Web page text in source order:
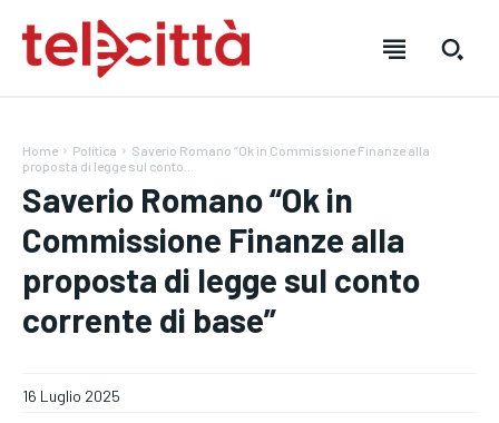
HOME
DIRETTA TELECITTÀ
DIRETTA TELECITTÀ
DIRETTA TELECITTÀ
Home Politica
Saverio Romano “Ok in Commissione Finanze alla
proposta di legge sul conto...
Saverio Romano “Ok in
Commissione Finanze alla
proposta di legge sul conto
corrente di base”
16 Luglio 2025